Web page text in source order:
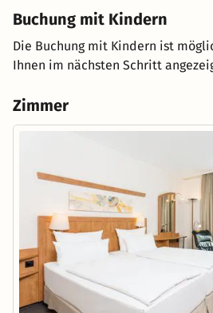
Buchung mit Kindern
Die Buchung mit Kindern ist
Ihnen im nächsten Schritt
Zimmer